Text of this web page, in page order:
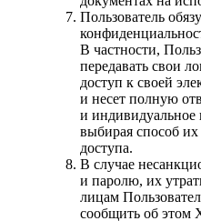
Пользователь
В частности,
передавать свои
доступ к своей
и несет полную
и индивидуальное
выбирая способ
доступа.
В случае
и паролю, их
лицам
сообщить об этом